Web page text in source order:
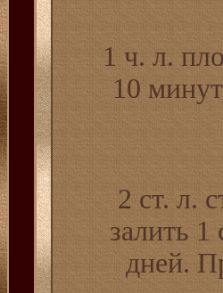
1 ч. л.
10
2 ст. л.
залить 1
дней.